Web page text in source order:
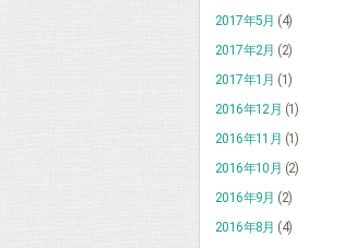
2017年5月 (4)
2017年2月 (2)
2017年1月 (1)
2016年12月 (1)
2016年11月 (1)
2016年10月 (2)
2016年9月 (2)
2016年8月 (4)